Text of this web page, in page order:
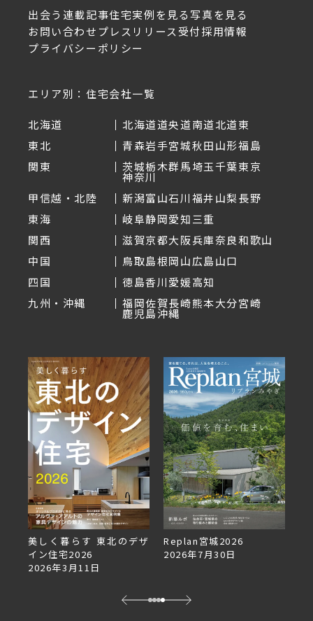
出会う 連載記事住宅実例を見る写真を見る
お問い合わせ プレスリリース受付採用情報
プライバシーポリシー
エリア別：住宅会社一覧
北海道 北海道道央道南道北道東
東北
青森岩手宮城秋田山形福島
関東
茨城栃木群馬埼玉千葉東京
神奈川
甲信越・北陸
新潟富山石川福井山梨長野
東海
岐阜静岡愛知三重
関西
滋賀京都大阪兵庫奈良和歌山
中国
鳥取島根岡山広島山口
四国
徳島香川愛媛高知
九州・沖縄
福岡佐賀長崎熊本大分宮崎
鹿児島沖縄
Replan宮城2026
2026年7月30日
Replan北海道VOL.153
2026年6月27日